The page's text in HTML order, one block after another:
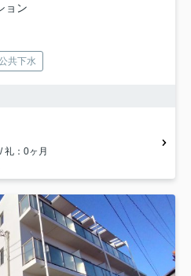
ョン
共下水
礼：0ヶ月